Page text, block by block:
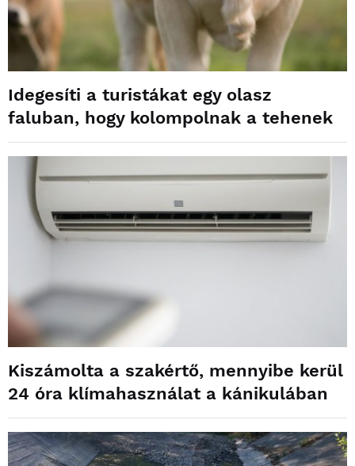
Idegesíti a turistákat egy olasz
faluban, hogy kolompolnak a tehenek
Kiszámolta a szakértő, mennyibe kerül
24 óra klímahasználat a kánikulában